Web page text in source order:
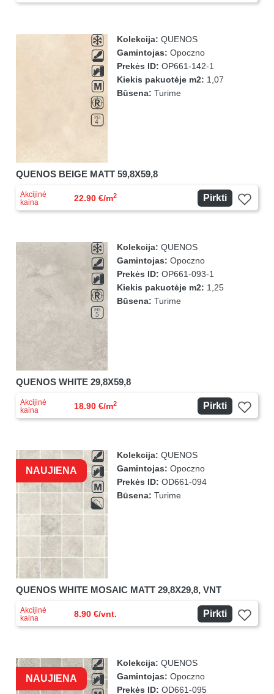
Kolekcija: QUENOS
Gamintojas: Opoczno
Prekės ID: OP661-142-1
Kiekis pakuotėje m2: 1,07
Būsena: Turime
QUENOS BEIGE MATT 59,8X59,8
Akcijinė
kaina
22.90 €/m2 Pirkti
Kolekcija: QUENOS
Gamintojas: Opoczno
Prekės ID: OP661-093-1
Kiekis pakuotėje m2: 1,25
Būsena: Turime
QUENOS WHITE 29,8X59,8
Akcijinė
kaina
18.90 €/m2 Pirkti
NAUJIENA
Kolekcija: QUENOS
Gamintojas: Opoczno
Prekės ID: OD661-094
Būsena: Turime
QUENOS WHITE MOSAIC MATT 29,8X29,8, VNT
Akcijinė
kaina
8.90 €/vnt. Pirkti
NAUJIENA
Kolekcija: QUENOS
Gamintojas: Opoczno
Prekės ID: OD661-095